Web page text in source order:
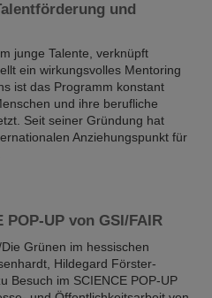
und
junge Talente, verknüpft
ein wirkungsvolles Mentoring
ist das Programm konstant
und ihre berufliche
Seit seiner Gründung hat
Anziehungspunkt für
UP von GSI/FAIR
Grünen im hessischen
Hildegard Förster-
Besuch im SCIENCE POP-UP